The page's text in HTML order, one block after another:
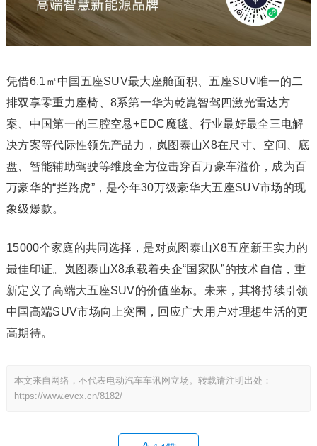
凭借6.1㎡中国五座SUV最大座舱面积、五座SUV唯一的二
排双享零重力座椅、8系第一华为乾崑智驾四激光雷达方
案、中国第一的三腔空悬+EDC魔毯、行业最好最全三电解
决方案等代际性领先产品力，岚图泰山X8在尺寸、空间、底
盘、智能辅助驾驶等维度全方位击穿百万豪车溢价，成为百
万豪华的“拦路虎”，是今年30万级豪华大五座SUV市场的现
象级爆款。
15000个家庭的共同选择，是对岚图泰山X8五座新王实力的
最佳印证。岚图泰山X8承载着央企“国家队”的技术自信，重
新定义了高端大五座SUV的价值坐标。未来，其将持续引领
中国高端SUV市场向上突围，回应广大用户对理想生活的更
高期待。
本文来自网络，不代表电动汽车车讯网立场。转载请注明出处：
https://www.evcx.cn/8182/